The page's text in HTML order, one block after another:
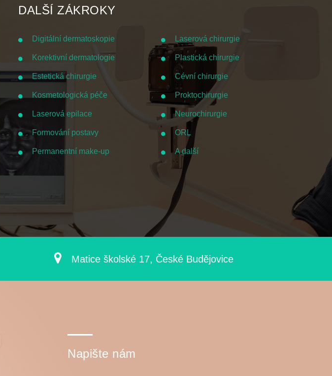
DALŠÍ ZÁKROKY
Digitální dermatoskopie
Korektivní dermatologie
Estetická chirurgie
Kosmetologická péče
Laserová epilace
Formování postavy
Permanentní make-up
Laserová chirurgie
Plastická chirurgie
Cévní chirurgie
Proktochirurgie
Neurochirurgie
ORL
A další
Matice školské 17, České Budějovice
Napište nám